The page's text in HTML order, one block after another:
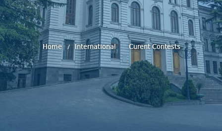
Home International Curent Contests